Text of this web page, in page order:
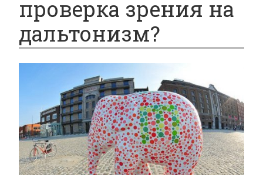
проверка зрения на
дальтонизм?